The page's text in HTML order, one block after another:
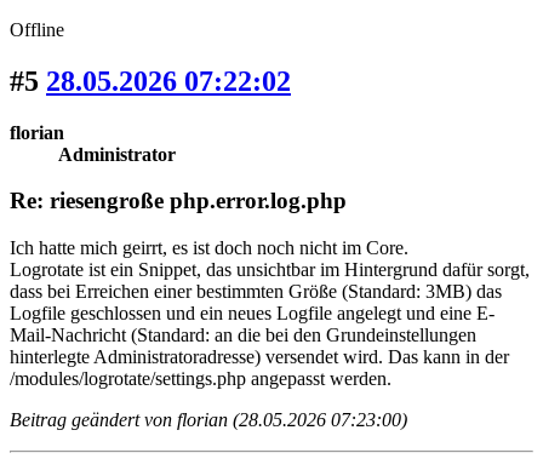
Offline
#5 28.05.2026 07:22:02
florian
Administrator
Re: riesengroße php.error.log.php
Ich hatte mich geirrt, es ist doch noch nicht im Core.
Logrotate ist ein Snippet, das unsichtbar im Hintergrund dafür sorgt,
dass bei Erreichen einer bestimmten Größe (Standard: 3MB) das
Logfile geschlossen und ein neues Logfile angelegt und eine E-
Mail-Nachricht (Standard: an die bei den Grundeinstellungen
hinterlegte Administratoradresse) versendet wird. Das kann in der
/modules/logrotate/settings.php angepasst werden.
Beitrag geändert von florian (28.05.2026 07:23:00)